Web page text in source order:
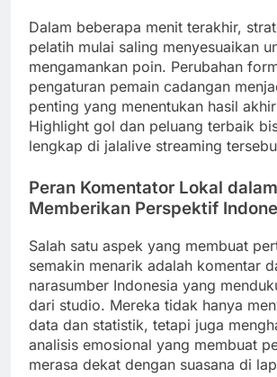
Dalam beberapa menit terakhir,
pelatih mulai saling menyesuaikan
mengamankan poin. Perubahan
pengaturan pemain cadangan
penting yang menentukan hasil
Highlight gol dan peluang terbaik
lengkap di jalalive streaming
Peran Komentator Lokal dalam
Memberikan Perspektif
Salah satu aspek yang membuat
semakin menarik adalah komentar
narasumber Indonesia yang
dari studio. Mereka tidak hanya
data dan statistik, tetapi juga
analisis emosional yang membuat
merasa dekat dengan suasana di